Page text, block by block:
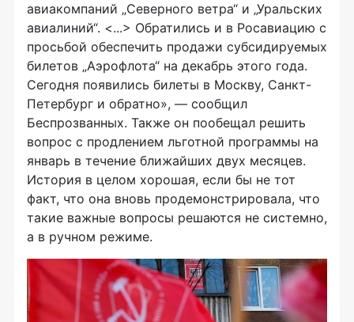
авиакомпаний „Северного ветра“ и „Уральских
авиалиний“. <...> Обратились и в Росавиацию с
просьбой обеспечить продажи субсидируемых
билетов „Аэрофлота“ на декабрь этого года.
Сегодня появились билеты в Москву, Санкт-
Петербург и обратно», — сообщил
Беспрозванных. Также он пообещал решить
вопрос с продлением льготной программы на
январь в течение ближайших двух месяцев.
История в целом хорошая, если бы не тот
факт, что она вновь продемонстрировала, что
такие важные вопросы решаются не системно,
а в ручном режиме.